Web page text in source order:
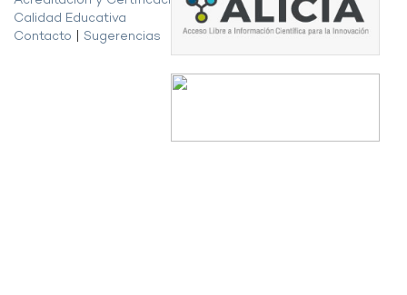
Calidad Educativa
Contacto
Sugerencias